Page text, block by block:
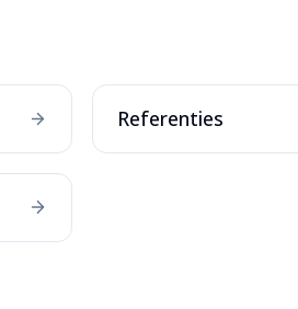
Referenties